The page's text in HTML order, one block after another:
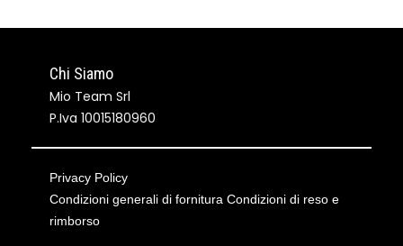
Chi Siamo
Mio Team Srl
P.Iva 10015180960
Privacy Policy
Condizioni generali di fornitura Condizioni di reso e
rimborso